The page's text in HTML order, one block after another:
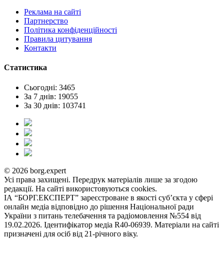
Реклама на сайтi
Партнерство
Політика конфіденційності
Правила цитування
Контакти
Статистика
Сьогодні: 3465
За 7 днів: 19055
За 30 днів: 103741
© 2026 borg.expert
Усі права захищені. Передрук матеріалів лише за згодою
редакції. На сайті використовуються cookies.
ІА “БОРГ.ЕКСПЕРТ” зареєстроване в якості суб’єкта у сфері
онлайн медіа відповідно до рішення Національної ради
України з питань телебачення та радіомовлення №554 від
19.02.2026. Ідентифікатор медіа R40-06939. Матеріали на сайті
призначені для осіб від 21-річного віку.